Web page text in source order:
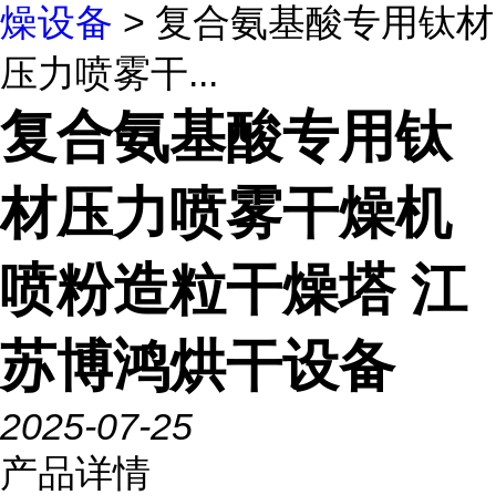
燥设备 > 复合氨基酸专用钛材
压力喷雾干...
复合氨基酸专用钛
材压力喷雾干燥机
喷粉造粒干燥塔 江
苏博鸿烘干设备
2025-07-25
产品详情